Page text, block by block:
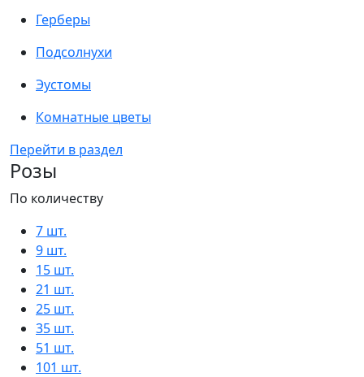
Герберы
Подсолнухи
Эустомы
Комнатные цветы
Перейти в раздел
Розы
По количеству
7 шт.
9 шт.
15 шт.
21 шт.
25 шт.
35 шт.
51 шт.
101 шт.